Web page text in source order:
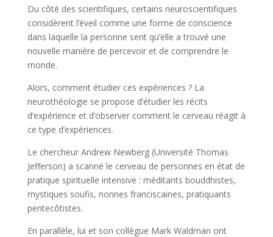
Du côté des scientifiques, certains neuroscientifiques
considèrent l’éveil comme une forme de conscience
dans laquelle la personne sent qu’elle a trouvé une
nouvelle manière de percevoir et de comprendre le
monde.
Alors, comment étudier ces expériences ? La
neurothéologie se propose d’étudier les récits
d’expérience et d’observer comment le cerveau réagit à
ce type d’expériences.
Le chercheur Andrew Newberg (Université Thomas
Jefferson) a scanné le cerveau de personnes en état de
pratique spirituelle intensive : méditants bouddhistes,
mystiques soufis, nonnes franciscaines, pratiquants
pentecôtistes.
En parallèle, lui et son collègue Mark Waldman ont